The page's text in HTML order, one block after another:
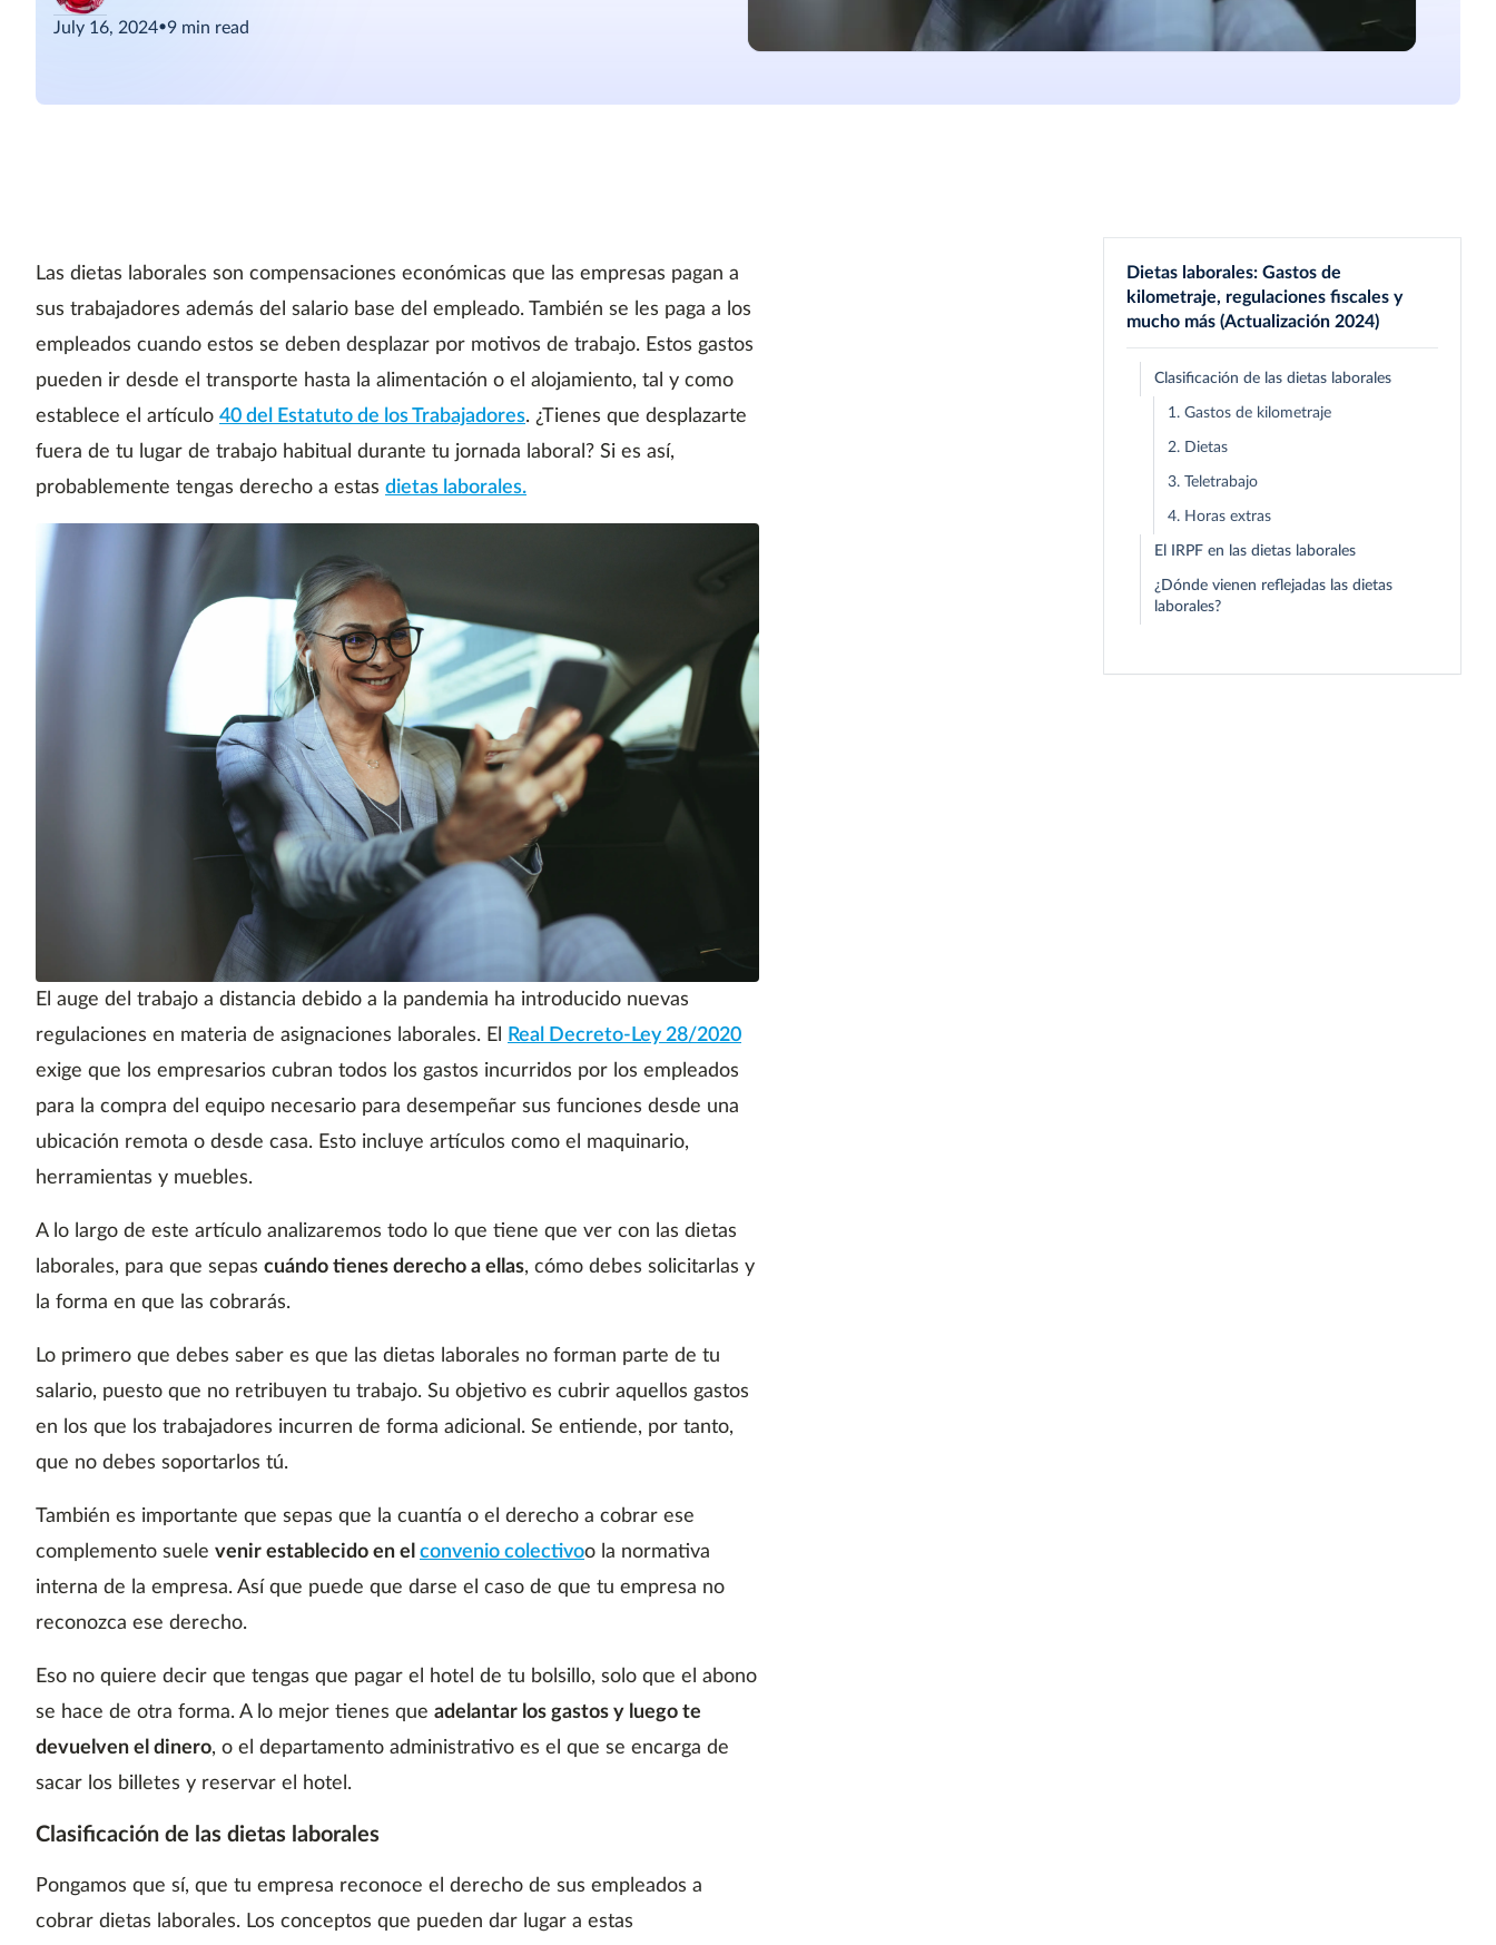
July 16, 2024•9 min read
Las dietas laborales son compensaciones económicas que las empresas pagan a
sus trabajadores además del salario base del empleado. También se les paga a los
empleados cuando estos se deben desplazar por motivos de trabajo. Estos gastos
pueden ir desde el transporte hasta la alimentación o el alojamiento, tal y como
establece el artículo 40 del Estatuto de los Trabajadores. ¿Tienes que desplazarte
fuera de tu lugar de trabajo habitual durante tu jornada laboral? Si es así,
probablemente tengas derecho a estas dietas laborales.
El auge del trabajo a distancia debido a la pandemia ha introducido nuevas
regulaciones en materia de asignaciones laborales. El
Real Decreto-Ley 28/2020
exige que los empresarios cubran todos los gastos incurridos por los empleados
para la compra del equipo necesario para desempeñar sus funciones desde una
ubicación remota o desde casa. Esto incluye artículos como el maquinario,
herramientas y muebles.
A lo largo de este artículo analizaremos todo lo que tiene que ver con las dietas
laborales, para que sepas cuándo tienes derecho a ellas, cómo debes solicitarlas y
la forma en que las cobrarás.
Lo primero que debes saber es que las dietas laborales no forman parte de tu
salario, puesto que no retribuyen tu trabajo. Su objetivo es cubrir aquellos gastos
en los que los trabajadores incurren de forma adicional. Se entiende, por tanto,
que no debes soportarlos tú.
También es importante que sepas que la cuantía o el derecho a cobrar ese
complemento suele venir establecido en el convenio colectivoo la normativa
interna de la empresa. Así que puede que darse el caso de que tu empresa no
reconozca ese derecho.
Eso no quiere decir que tengas que pagar el hotel de tu bolsillo, solo que el abono
se hace de otra forma. A lo mejor tienes que adelantar los gastos y luego te
devuelven el dinero, o el departamento administrativo es el que se encarga de
sacar los billetes y reservar el hotel.
Clasificación de las dietas laborales
Pongamos que sí, que tu empresa reconoce el derecho de sus empleados a
cobrar dietas laborales. Los conceptos que pueden dar lugar a estas
Dietas laborales: Gastos de
kilometraje, regulaciones fiscales y
mucho más (Actualización 2024)
Clasificación de las dietas laborales
1. Gastos de kilometraje
2. Dietas
3. Teletrabajo
4. Horas extras
El IRPF en las dietas laborales
¿Dónde vienen reflejadas las dietas
laborales?